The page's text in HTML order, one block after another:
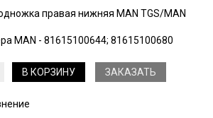
правая нижняя MAN TGS/MAN
MAN - 81615100644; 81615100680
В КОРЗИНУ ЗАКАЗАТЬ